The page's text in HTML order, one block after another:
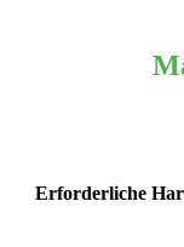
Erforderliche